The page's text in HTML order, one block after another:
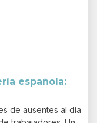
española:
de ausentes al día